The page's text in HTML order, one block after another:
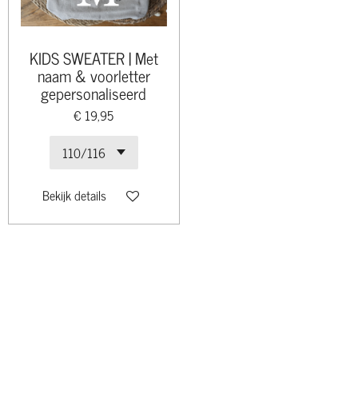
KIDS SWEATER | Met
naam & voorletter
gepersonaliseerd
€ 19,95
Bekijk details